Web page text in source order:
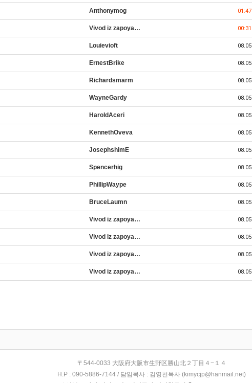
Anthonymog 01:47
Vivod iz zapoya… 00:31
Louievioft 08.05
ErnestBrike 08.05
Richardsmarm 08.05
WayneGardy 08.05
HaroldAceri 08.05
KennethOveva 08.05
JosephshimE 08.05
Spencerhig 08.05
PhillipWaype 08.05
BruceLaumn 08.05
Vivod iz zapoya… 08.05
Vivod iz zapoya… 08.05
Vivod iz zapoya… 08.05
Vivod iz zapoya… 08.05
〒544-0033 大阪府大阪市生野区勝山北２丁目４−１４
H.P : 090-5886-7144 / 담임목사 : 김영천목사 (kimycjp@hanmail.net)